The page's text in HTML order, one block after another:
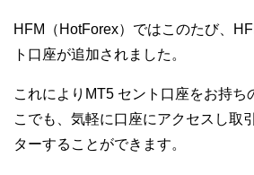
HFM（HotForex）ではこのたび、
ト口座が追加されました。
これによりMT5 セント口座をお持ち
こでも、気軽に口座にアクセスし取
ターすることができます。